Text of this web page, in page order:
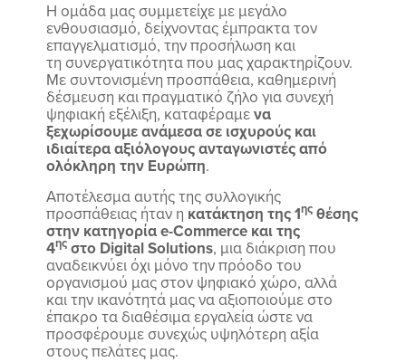
Η ομάδα μας συμμετείχε με μεγάλο
ενθουσιασμό, δείχνοντας έμπρακτα τον
επαγγελματισμό, την προσήλωση και
τη συνεργατικότητα που μας χαρακτηρίζουν.
Με συντονισμένη προσπάθεια, καθημερινή
δέσμευση και πραγματικό ζήλο για συνεχή
ψηφιακή εξέλιξη, καταφέραμενα
ξεχωρίσουμε ανάμεσα σε ισχυρούς και
ιδιαίτερα αξιόλογους ανταγωνιστές από
ολόκληρη την Ευρώπη.
Αποτέλεσμα αυτής της συλλογικής
προσπάθειας ήταν η κατάκτηση της 1ης θέσης
στην κατηγορία e-Commerce και της
4ης στο Digital Solutions, μια διάκριση που
αναδεικνύει όχι μόνο την πρόοδο του
οργανισμού μας στον ψηφιακό χώρο, αλλά
και την ικανότητά μας να αξιοποιούμε στο
έπακρο τα διαθέσιμα εργαλεία ώστε να
προσφέρουμε συνεχώς υψηλότερη αξία
στους πελάτες μας.